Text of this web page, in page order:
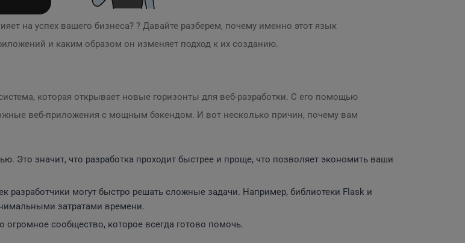
на успех вашего бизнеса? ? Давайте разберем, почему именно этот язык
и каким образом он изменяет подход к их созданию.
которая открывает новые горизонты для веб-разработки. С его помощью
веб-приложения с мощным бэкендом. И вот несколько причин, почему вам
Это значит, что разработка проходит быстрее и проще, что позволяет экономить ваши
разработчики могут быстро решать сложные задачи. Например, библиотеки Flask и
затратами времени.
огромное сообщество, которое всегда готово помочь.